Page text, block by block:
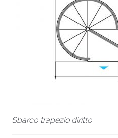
Sbarco trapezio diritto